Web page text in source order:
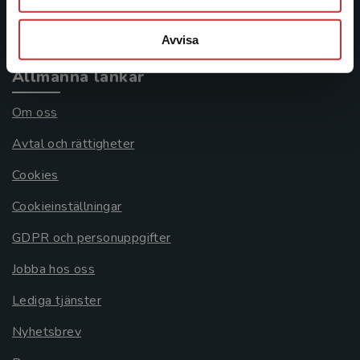
Avvisa
Allmänna länkar
Om oss
Avtal och rättigheter
Cookies
Cookieinställningar
GDPR och personuppgifter
Jobba hos oss
Lediga tjänster
Nyhetsbrev